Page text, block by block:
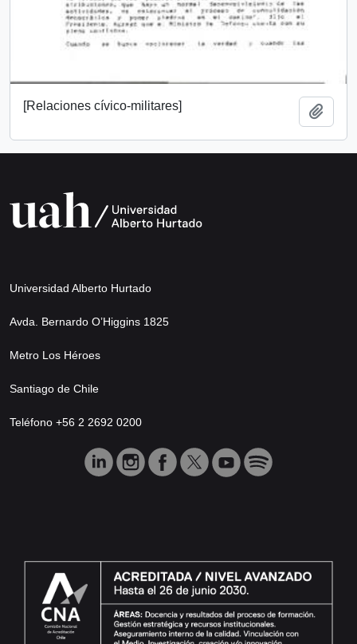
[Relaciones cívico-militares]
Universidad Alberto Hurtado
Avda. Bernardo O’Higgins 1825
Metro Los Héroes
Santiago de Chile
Teléfono +56 2 2692 0200